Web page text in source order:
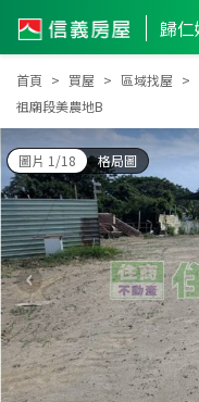
首頁 買屋 區域找屋
祖廟段美農地B
圖片 1/18 格局圖